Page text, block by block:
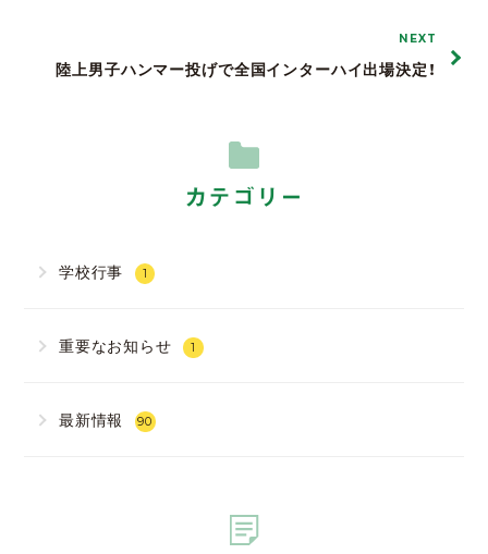
NEXT
陸上男子ハンマー投げで全国インターハイ出場決定！
カテゴリー
学校行事 1
重要なお知らせ 1
最新情報 90